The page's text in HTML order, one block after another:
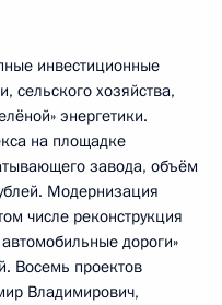
инвестиционные
сельского хозяйства,
энергетики.
на площадке
завода, объём
Модернизация
числе реконструкция
дороги»
Восемь проектов
Владимирович,